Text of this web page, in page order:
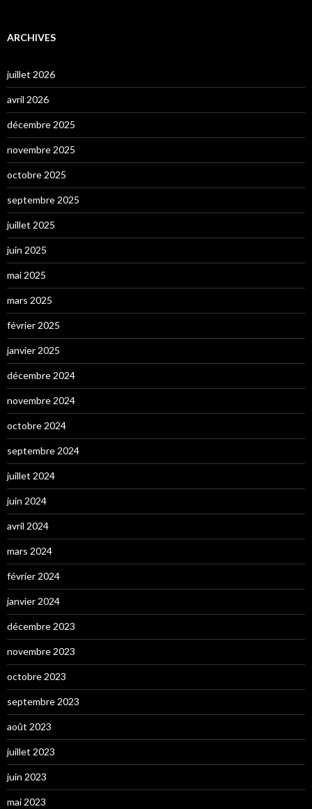
ARCHIVES
juillet 2026
avril 2026
décembre 2025
novembre 2025
octobre 2025
septembre 2025
juillet 2025
juin 2025
mai 2025
mars 2025
février 2025
janvier 2025
décembre 2024
novembre 2024
octobre 2024
septembre 2024
juillet 2024
juin 2024
avril 2024
mars 2024
février 2024
janvier 2024
décembre 2023
novembre 2023
octobre 2023
septembre 2023
août 2023
juillet 2023
juin 2023
mai 2023